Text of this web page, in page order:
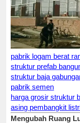
pabrik logam berat
struktur prefab
struktur baja
pabrik semen
harga grosir struktur
asing pembangkit
Mengubah Ruang